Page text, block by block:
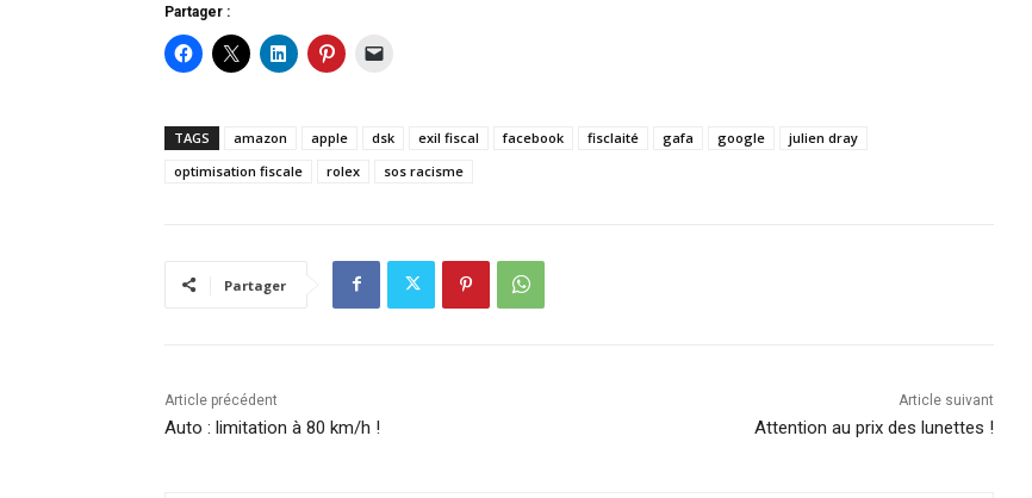
Partager :
TAGS amazon apple dsk exil fiscal facebook fisclaité gafa google
julien dray
optimisation fiscale
rolex sos racisme
Partager
Article précédent
Auto : limitation à 80 km/h !
Article suivant
Attention au prix des lunettes !